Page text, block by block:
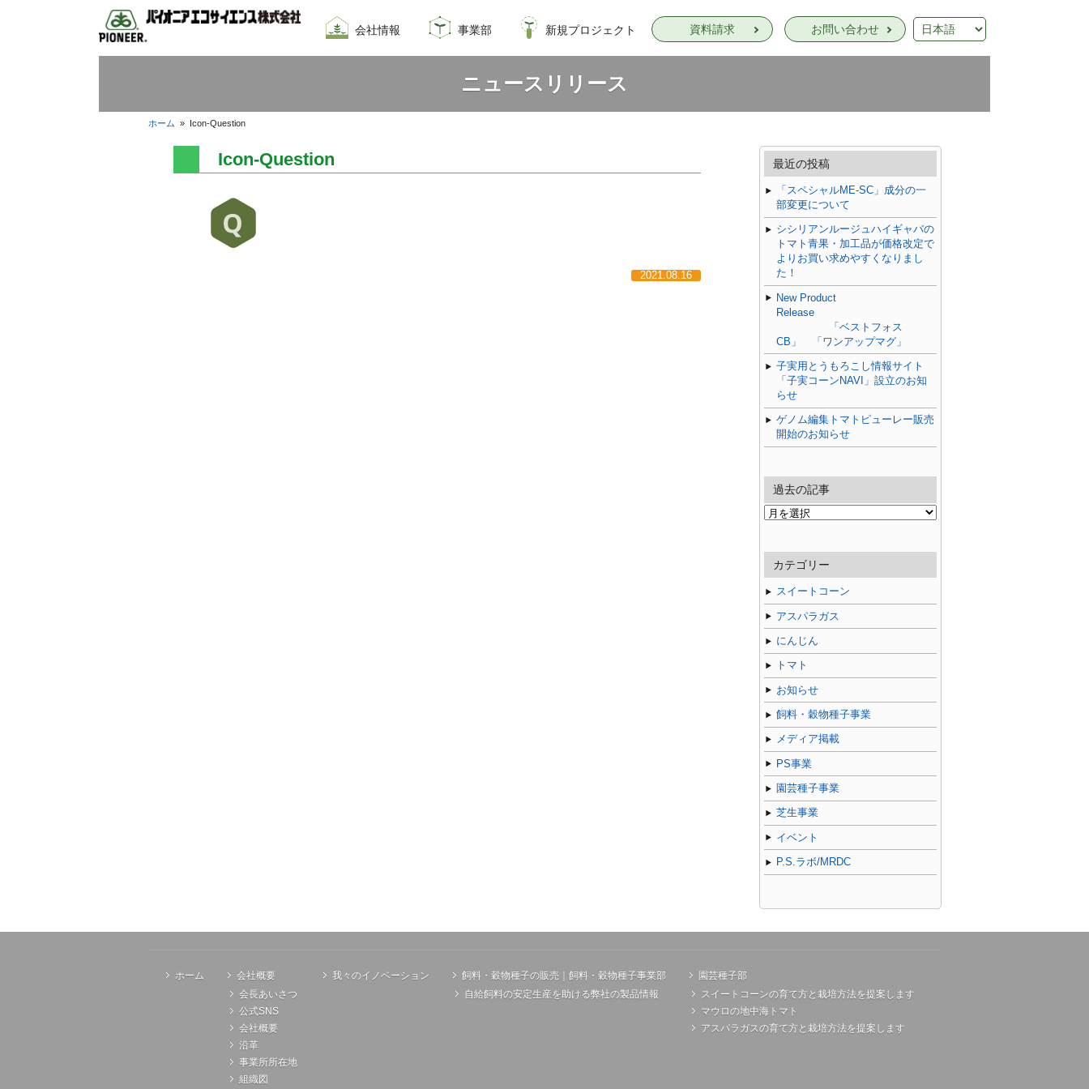
会社情報
会社概要
我々のイノベーション
採用情報
事業部
飼料・穀物種子事業部
園芸種子部
芝生事業部
新規プロジェクト
サナテックシード
青空トマト学園
公式オンラインショップ
PsEco
子実コーンNAVI
資料請求 お問い合わせ
ニュースリリース
ホーム » Icon-Question
Icon-Question
2021.08.16
最近の投稿
「スペシャルME-SC」成分の一
部変更について
シシリアンルージュハイギャバの
トマト青果・加工品が価格改定で
よりお買い求めやすくなりまし
た！
New Product
Release
「ベストフォス
CB」 「ワンアップマグ」
子実用とうもろこし情報サイト
「子実コーンNAVI」設立のお知
らせ
ゲノム編集トマトピューレー販売
開始のお知らせ
過去の記事
過
記
事
カテゴリー
スイートコーン
アスパラガス
にんじん
トマト
お知らせ
飼料・穀物種子事業
メディア掲載
PS事業
園芸種子事業
芝生事業
イベント
P.S.ラボ/MRDC
ホーム
会社概要
会長あいさつ
公式SNS
会社概要
沿革
事業所所在地
組織図
我々のイノベーション
飼料・穀物種子の販売｜飼料・穀物種子事業部
自給飼料の安定生産を助ける弊社の製品情報
園芸種子部
スイートコーンの育て方と栽培方法を提案します
マウロの地中海トマト
アスパラガスの育て方と栽培方法を提案します